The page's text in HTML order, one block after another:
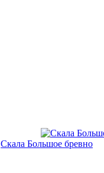
Скала Большое бревно